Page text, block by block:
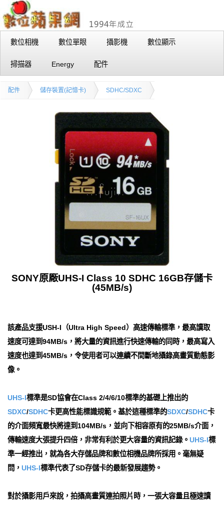
數位相機 數位單眼 攝影機 數位顯示
掃描器 Energy 配件
配件 儲存裝置(記憶卡) SDHC/SDXC
SONY原廠UHS-I Class 10 SDHC 16GB存儲卡
(45MB/s)
該產品支援USH-I（Ultra High Speed）高速傳輸標準，最高讀取
速度可達到94MB/s，將大量的資訊進行快速傳輸的同時，最高寫入
速度也達到45MB/s，令使用者可以連續不間斷地攝錄高畫質動態影
像。
UHS-I標準是SD協會在Class 2/4/6/10標準的基礎上推出的
SDXC/SDHC卡更高性能標識規範。基於這種標準的SDXC/SDHC卡
的介面頻寬最快將達到104MB/s，並向下相容原有的25MB/s介面，
傳輸速度大張提升四倍，非常有利於更大容量的資訊記錄。 UHS-I標
準一經推出，就為各大存儲品牌和數位相機品牌所採用。毫無疑
問， UHS-I標準代表了SD存儲卡的最新發展趨勢。
對於攝影用戶來說，拍攝高畫質連拍照片時，一張大容量且極速讀